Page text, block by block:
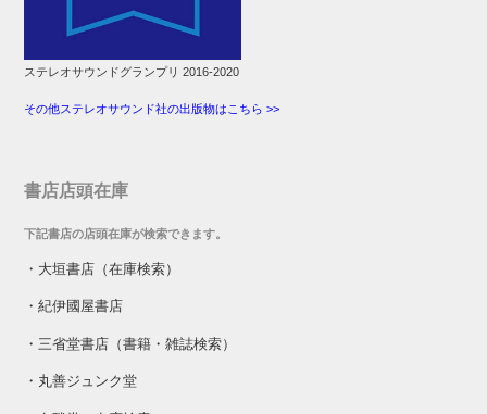
ステレオサウンドグランプリ 2016-2020
その他ステレオサウンド社の出版物はこちら >>
書店店頭在庫
下記書店の店頭在庫が検索できます。
・ 大垣書店（在庫検索）
・紀伊國屋書店
・ 三省堂書店（書籍・雑誌検索）
・ 丸善ジュンク堂